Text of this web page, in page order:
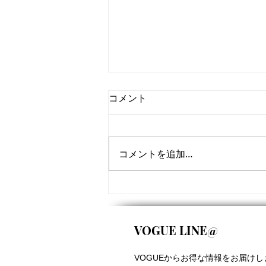
ール
コメント
コメントを追加…
VOGUE LINE@
VOGUEからお得な情報をお届けし